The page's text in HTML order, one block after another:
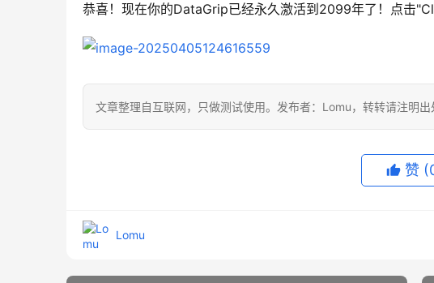
恭喜！现在你的DataGrip已经永久激活到2099年了！点击
文章整理自互联网，只做测试使用。发布者：Lomu，转转请注明出
赞
Lomu